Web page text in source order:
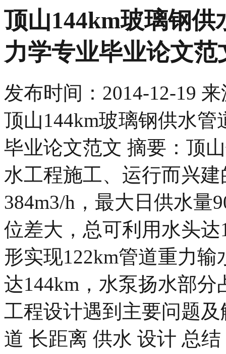
顶山144km玻璃钢
力学专业毕业论文范
发布时间： 2014-12-19 来
顶山144km玻璃钢供水
毕业论文范文 摘要：顶
水工程施工、运行而兴
384m3/h，最大日供水量
位差大，总可利用水头
形实现122km管道重力
达144km，水泵扬水部
工程设计遇到主要问题
道 长距离 供水 设计 总